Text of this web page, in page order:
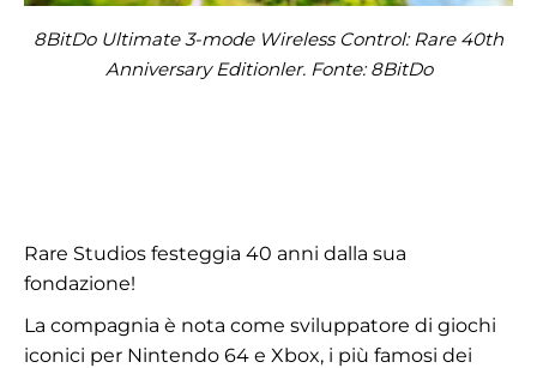
8BitDo Ultimate 3-mode Wireless Control: Rare 40th
Anniversary Editionler. Fonte: 8BitDo
Rare Studios festeggia 40 anni dalla sua
fondazione!
La compagnia è nota come sviluppatore di giochi
iconici per Nintendo 64 e Xbox, i più famosi dei